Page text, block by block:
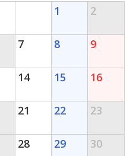
1 2
7 8 9
14 15 16
21 22 23
28 29 30